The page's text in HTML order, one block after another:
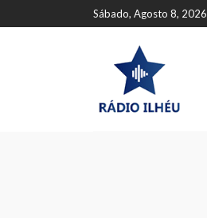
Sábado, Agosto 8, 2026